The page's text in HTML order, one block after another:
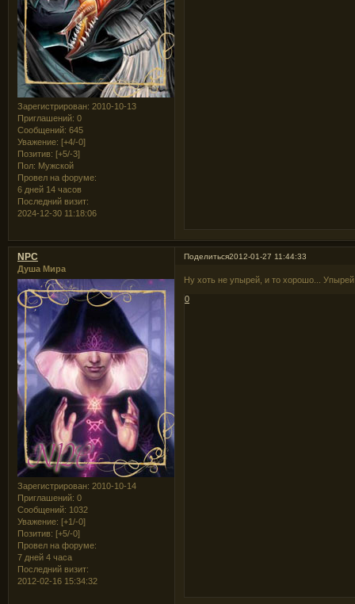
Зарегистрирован: 2010-10-13
Приглашений: 0
Сообщений: 645
Уважение: [+4/-0]
Позитив: [+5/-3]
Пол: Мужской
Провел на форуме:
6 дней 14 часов
Последний визит:
2024-12-30 11:18:06
Поделиться2012-01-27 11:44:33
NPC
Душа Мира
Зарегистрирован: 2010-10-14
Приглашений: 0
Сообщений: 1032
Уважение: [+1/-0]
Позитив: [+5/-0]
Провел на форуме:
7 дней 4 часа
Последний визит:
2012-02-16 15:34:32
Ну хоть не упырей, и то хорошо... Упырей
0